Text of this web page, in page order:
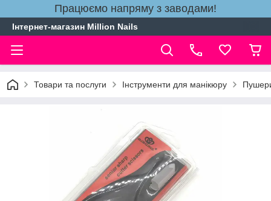
Працюємо напряму з заводами!
Інтернет-магазин Million Nails
Товари та послуги Інструменти для манікюру